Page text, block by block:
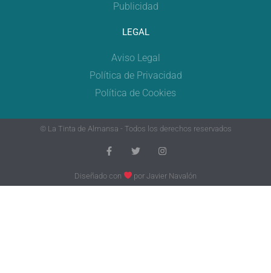
Publicidad
LEGAL
Aviso Legal
Política de Privacidad
Política de Cookies
© La Tinta de Almansa - Todos los derechos reservados
Diseñado con porJavier Navalón